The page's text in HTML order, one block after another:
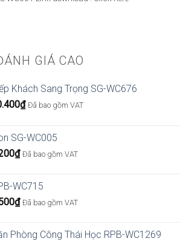
GIÁ CAO
Khách Sang Trọng SG-WC676
₫ Đã bao gồm VAT
SG-WC005
₫ Đã bao gồm VAT
WC715
₫ Đã bao gồm VAT
Phòng Công Thái Học RPB-WC1269